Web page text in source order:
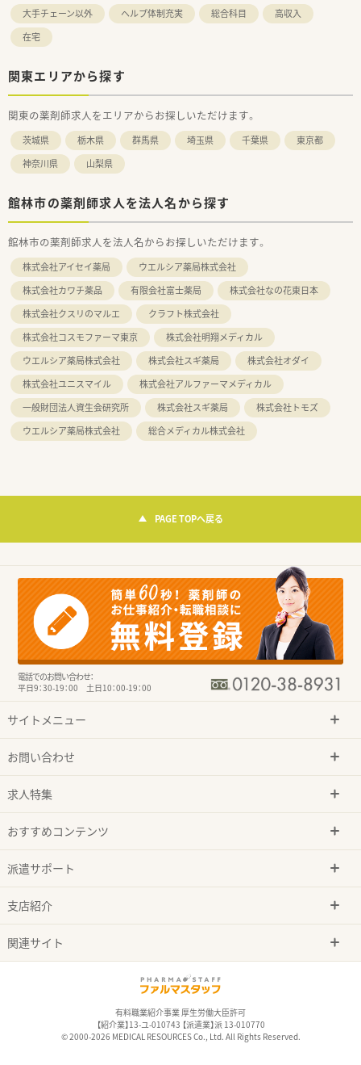
大手チェーン以外
ヘルプ体制充実 総合科目
高収入
在宅
関東エリアから探す
関東の薬剤師求人をエリアからお探しいただけます。
茨城県 栃木県 群馬県 埼玉県 千葉県
東京都
神奈川県
山梨県
館林市の薬剤師求人を法人名から探す
館林市の薬剤師求人を法人名からお探しいただけます。
株式会社アイセイ薬局
ウエルシア薬局株式会社
株式会社カワチ薬品
有限会社富士薬局
株式会社なの花東日本
株式会社クスリのマルエ
クラフト株式会社
株式会社コスモファーマ東京
株式会社明翔メディカル
ウエルシア薬局株式会社
株式会社スギ薬局
株式会社オダイ
株式会社ユニスマイル
株式会社アルファーマメディカル
一般財団法人資生会研究所
株式会社スギ薬局
株式会社トモズ
ウエルシア薬局株式会社
総合メディカル株式会社
PAGE TOPへ戻る
電話でのお問い合わせ：
平日9：30-19：00 土日10：00-19：00
サイトメニュー
お問い合わせ
求人特集
おすすめコンテンツ
派遣サポート
支店紹介
関連サイト
有料職業紹介事業 厚生労働大臣許可
【紹介業】13-ユ-010743 【派遣業】派 13-010770
© 2000-2026 MEDICAL RESOURCES Co., Ltd. All Rights Reserved.